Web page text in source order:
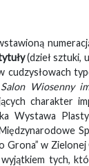
(dzieł sztuki,
Salon Wiosenny
charakter
Wystawa
Grona” w Zielonej
tych,